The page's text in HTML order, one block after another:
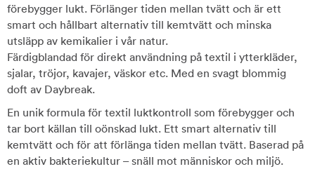
förebygger lukt. Förlänger tiden mellan tvätt och är ett
smart och hållbart alternativ till kemtvätt och minska
utsläpp av kemikalier i vår natur.
Färdigblandad för direkt användning på textil i ytterkläder,
sjalar, tröjor, kavajer, väskor etc. Med en svagt blommig
doft av Daybreak.
En unik formula för textil luktkontroll som förebygger och
tar bort källan till oönskad lukt. Ett smart alternativ till
kemtvätt och för att förlänga tiden mellan tvätt. Baserad på
en aktiv bakteriekultur – snäll mot människor och miljö.